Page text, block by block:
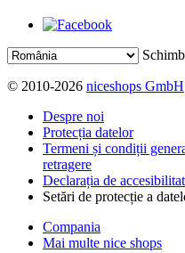
© 2010-2026 niceshops GmbH
Despre noi
Protecția datelor
Termeni și condiții
retragere
Declarația de
Setări de protecție a
Compania
Mai multe nice shops